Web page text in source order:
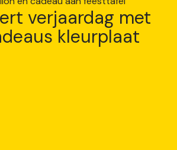
verjaardag met
kleurplaat